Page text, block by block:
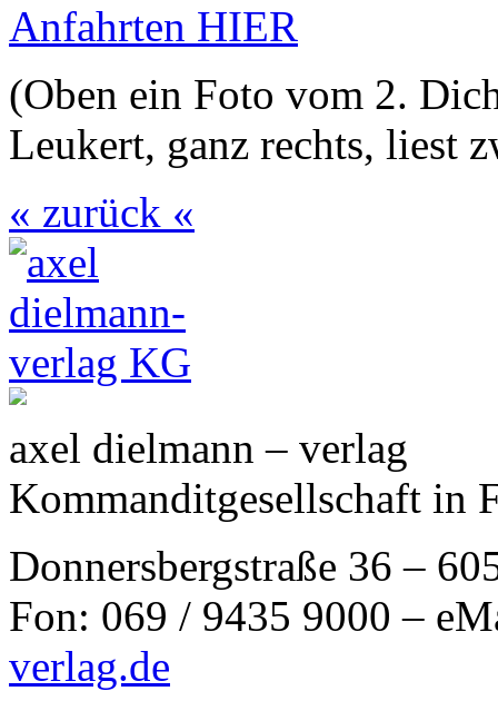
Anfahrten HIER
(Oben ein Foto vom 2.
Leukert, ganz rechts, liest
« zurück «
axel dielmann – verlag
Kommanditgesellschaft in
Donnersbergstraße 36 –
Fon: 069 / 9435 9000 –
verlag.de